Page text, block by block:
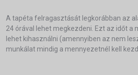
A tapéta felragasztását legkorábban az
24 órával lehet megkezdeni. Ezt az időt a
lehet kihasználni (amennyiben az nem
munkálat mindig a mennyezetnél kell